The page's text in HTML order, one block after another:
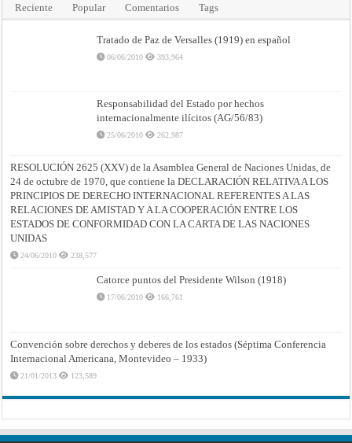
Reciente Popular Comentarios Tags
Tratado de Paz de Versalles (1919) en español
06/06/2010 393,964
Responsabilidad del Estado por hechos
internacionalmente ilícitos (AG/56/83)
25/06/2010 262,987
RESOLUCIÓN 2625 (XXV) de la Asamblea General de Naciones Unidas, de
24 de octubre de 1970, que contiene la DECLARACIÓN RELATIVA A LOS
PRINCIPIOS DE DERECHO INTERNACIONAL REFERENTES A LAS
RELACIONES DE AMISTAD Y A LA COOPERACIÓN ENTRE LOS
ESTADOS DE CONFORMIDAD CON LA CARTA DE LAS NACIONES
UNIDAS
24/06/2010 238,577
Catorce puntos del Presidente Wilson (1918)
17/06/2010 166,761
Convención sobre derechos y deberes de los estados (Séptima Conferencia
Internacional Americana, Montevideo – 1933)
21/01/2013 123,589